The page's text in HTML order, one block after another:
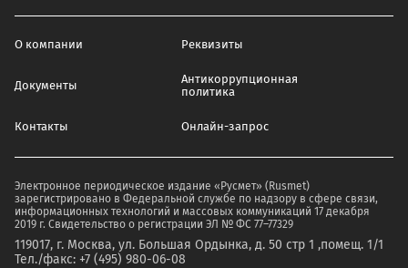
О компании Реквизиты
Документы
Антикоррупционная
политика
Контакты Онлайн-запрос
Электронное периодическое издание «Русмет» (Rusmet)
зарегистрировано в Федеральной службе по надзору в сфере связи,
информационных технологий и массовых коммуникаций 17 декабря
2019 г. Свидетельство о регистрации ЭЛ № ФС 77–77329
119017, г. Москва, ул. Большая Ордынка, д. 50 стр 1 ,помещ. 1/1
Тел./факс: +7 (495) 980-06-08